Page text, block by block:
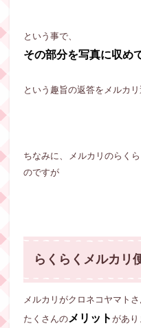
という事で、
その部分を写真に収め
という趣旨の返答をメルカリ
ちなみに、メルカリのらく
のですが
らくらくメルカリ
メルカリがクロネコヤマト
たくさんの メリット があり